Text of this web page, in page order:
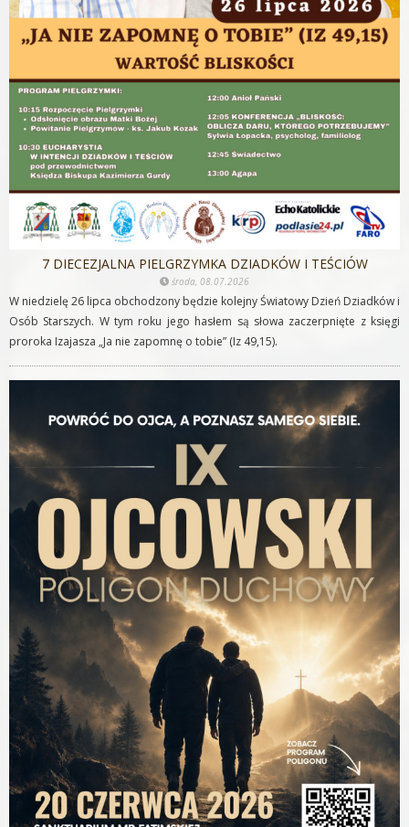
7 DIECEZJALNA PIELGRZYMKA DZIADKÓW I TEŚCIÓW
środa, 08.07.2026
W niedzielę 26 lipca obchodzony będzie kolejny Światowy Dzień Dziadków i
Osób Starszych. W tym roku jego hasłem są słowa zaczerpnięte z księgi
proroka Izajasza „Ja nie zapomnę o tobie” (Iz 49,15).